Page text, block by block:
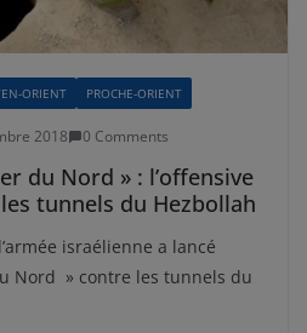
ORIENT PROCHE-ORIENT
2018 0 Comments
du Nord » : l’offensive
tunnels du Hezbollah
israélienne a lancé
Nord » contre les tunnels du